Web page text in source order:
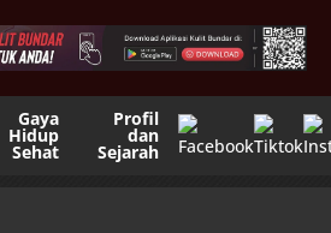
Gaya
Hidup
Sehat
Profil
dan
Sejarah